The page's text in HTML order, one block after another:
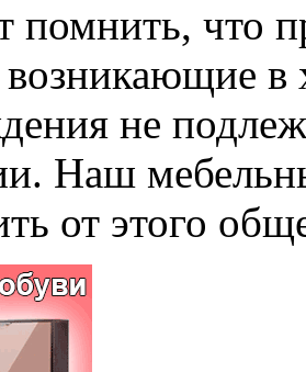
помнить, что
в
не
Наш
от этого